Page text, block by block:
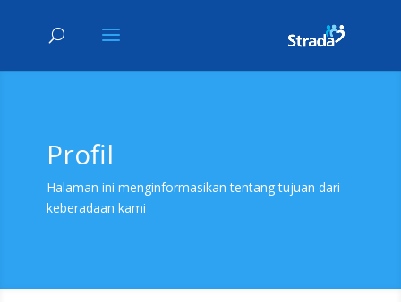
Profil
Halaman ini menginformasikan tentang tujuan dari
keberadaan kami